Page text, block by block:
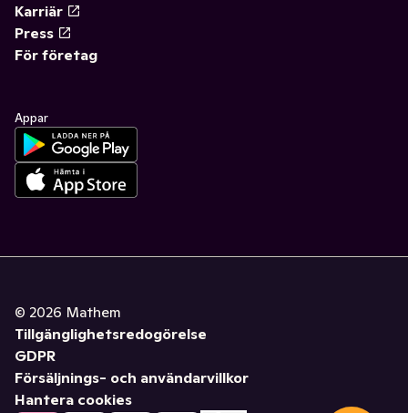
Karriär
Press
För företag
Appar
© 2026 Mathem
Tillgänglighetsredogörelse
GDPR
Försäljnings- och användarvillkor
Hantera cookies